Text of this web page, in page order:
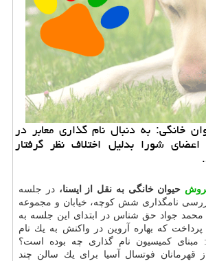
خانگی: به دنبال نام گذاری معابر در
شورا بدلیل اختلاف نظر گرفتار
حیوان خانگی به نقل از ایسنا،در جلسه
نامگذاری شش كوچه، خیابان و مجموعه
جواد حق شناس در ابتدای این جلسه به
كه بهاره آروین در واكنش به یك نام
مبنای كمیسیون نام گذاری چه بوده است؟
قهرمانان فوتسال آسیا برای یك سالن چند